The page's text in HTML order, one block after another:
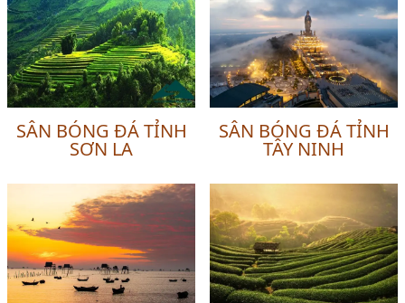
SÂN BÓNG ĐÁ TỈNH
SƠN LA
SÂN BÓNG ĐÁ TỈNH
TÂY NINH